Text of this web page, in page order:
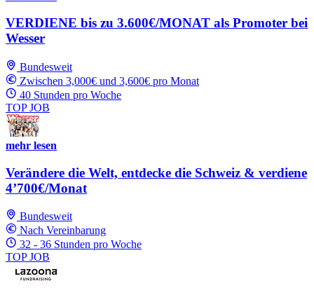
VERDIENE bis zu 3.600€/MONAT als Promoter bei
Wesser
Bundesweit
Zwischen 3,000€ und 3,600€ pro Monat
40 Stunden pro Woche
TOP JOB
mehr lesen
Verändere die Welt, entdecke die Schweiz & verdiene
4’700€/Monat
Bundesweit
Nach Vereinbarung
32 - 36 Stunden pro Woche
TOP JOB